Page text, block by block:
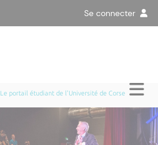
Se connecter
Le portail étudiant de l'Université de Corse